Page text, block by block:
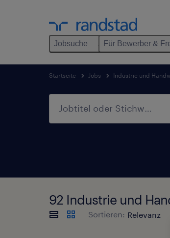
Jobsuche Für Bewerber &
Startseite Jobs Industrie und
92 Industrie und
Sortieren: